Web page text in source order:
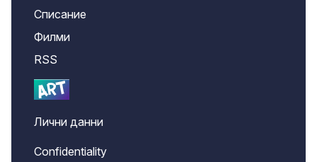
Списание
Филми
RSS
Лични данни
Confidentiality